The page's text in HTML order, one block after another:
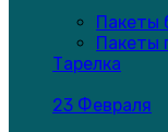
Пакеты
Пакеты
Тарелка
23 Февраля